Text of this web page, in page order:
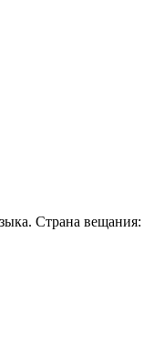
Страна